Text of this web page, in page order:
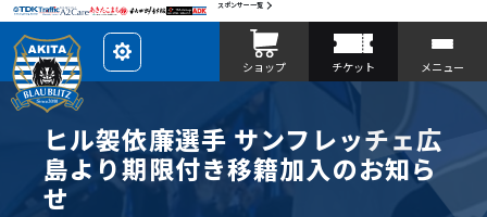
スポンサー一覧
レ
イ
ア
を
カ
ス
タ
マ
ショップ チケット メニュー
ヒル袈依廉選手 サンフレッチェ広
島より期限付き移籍加入のお知ら
せ